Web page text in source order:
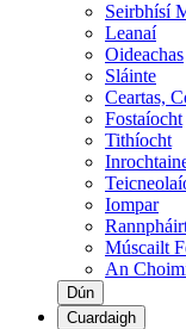
Seirbhísí
Leanaí
Oideachas
Sláinte
Ceartas,
Fostaíocht
Tithíocht
Iompar
Múscailt
An
Dún
Cuardaigh